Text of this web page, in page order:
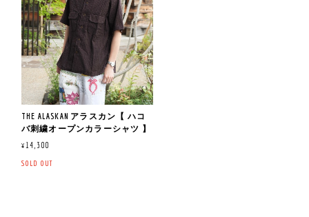
THE ALASKAN アラスカン【 ハコ
バ刺繍オープンカラーシャツ 】
¥14,300
SOLD OUT